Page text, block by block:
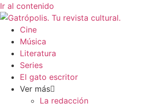
Ir al contenido
Cine
Música
Literatura
Series
El gato escritor
Ver más
La redacción